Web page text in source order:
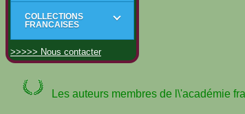
COLLECTIONS
FRANCAISES
>>>>> Nous contacter
Les auteurs membres de l\'académie